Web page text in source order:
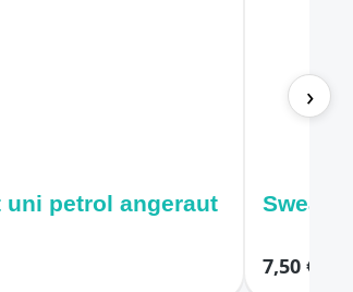
Sweat uni petrol angeraut Sweat
7,50 €
›